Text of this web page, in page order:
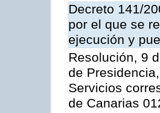
Decreto 141/
por el que se
ejecución y
Resolución, 9
de
Servicios
de Canarias